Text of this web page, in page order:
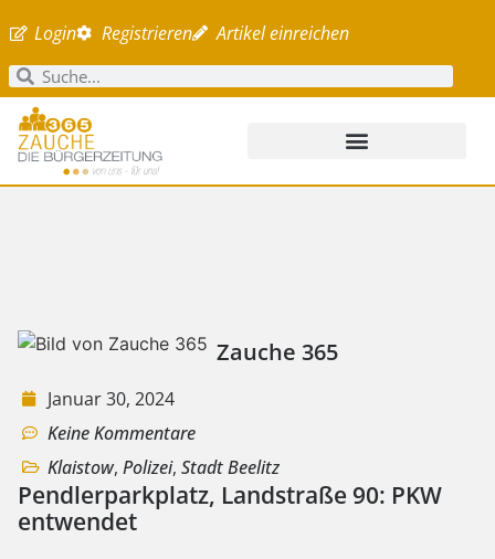
Login Registrieren Artikel einreichen
Zauche 365
Januar 30, 2024
Keine Kommentare
Klaistow, Polizei, Stadt Beelitz
Pendlerparkplatz, Landstraße 90: PKW
entwendet